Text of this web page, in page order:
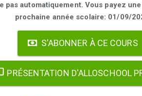
automatiquement. Vous payez
prochaine année scolaire: 01/09/
S'ABONNER À CE COURS
PRÉSENTATION D'ALLOSCHOOL